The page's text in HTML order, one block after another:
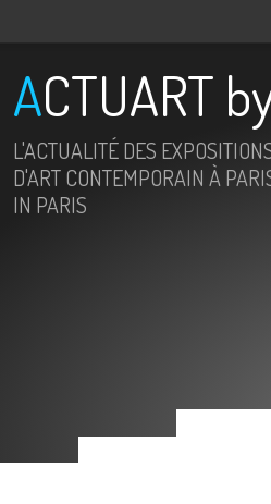
ACTUART
L'ACTUALITÉ DES
D'ART CONTEMPORAIN À
IN PARIS